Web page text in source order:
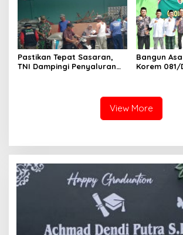
Pastikan Tepat Sasaran,
TNI Dampingi Penyaluran
Bangun
Korem 081/
View More